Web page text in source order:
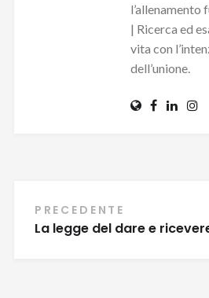
| Ricerca ed
vita con
dell’unione.
Navigazione
PRECEDENTE
La legge del dare e